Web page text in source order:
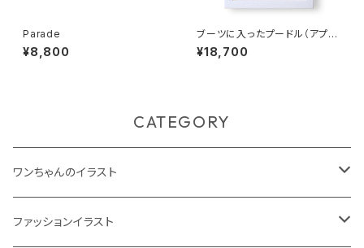
Parade
¥8,800
ブーツに入ったプードル（アプリ
コット）
¥18,700
CATEGORY
ワンちゃんのイラスト
ジークレープリント
ファッションイラスト